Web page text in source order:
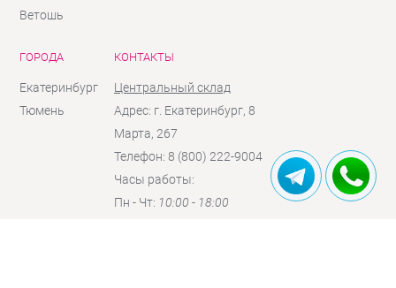
Ветошь
ГОРОДА
Екатеринбург
Тюмень
КОНТАКТЫ
Центральный склад
Адрес: г. Екатеринбург, 8
Марта, 267
Телефон: 8 (800) 222-9004
Часы работы:
Пн - Чт: 10:00 - 18:00